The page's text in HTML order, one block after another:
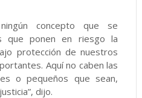
concepto que se
que ponen en riesgo la
protección de nuestros
Aquí no caben las
o pequeños que sean,
dijo.